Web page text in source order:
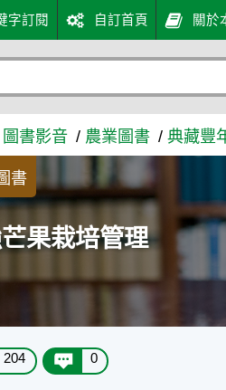
識入口網
字訂閱 自訂首頁 關於
圖書影音 農業圖書 典藏豐
書
果栽培管理
204 0